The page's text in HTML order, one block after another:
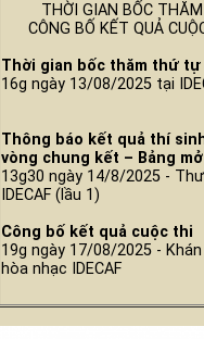
THỜI GIAN BỐC
CÔNG BỐ KẾT QUẢ
Thời gian bốc thăm thứ tự
16g ngày 13/08/2025 tại
Thông báo kết quả thí
vòng chung kết – Bảng
13g30 ngày 14/8/2025 -
IDECAF (lầu 1)
Công bố kết quả cuộc thi
19g ngày 17/08/2025 -
hòa nhạc IDECAF